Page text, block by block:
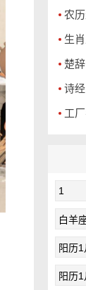
农
生
楚辞
诗经
工